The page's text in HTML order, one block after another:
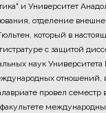
и Университет
отделение
который в
с защитой
наук
отношений,
провел семестр
факультете